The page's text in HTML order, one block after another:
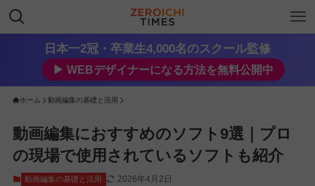
日本一2冠・卒業生4,000名のスクール監修
▶︎ WEBデザイナーになる方法を無料公開中
ホーム 動画編集の基礎と活用
動画編集におすすめのソフト9選｜プロ
の現場で使用されているソフトも紹介
動画編集の基礎と活用 2026年4月2日